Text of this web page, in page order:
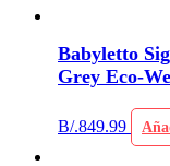
Babyletto
Grey Eco-
B/.849.99